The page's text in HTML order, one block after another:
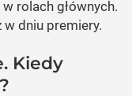
rolach głównych.
dniu premiery.
Kiedy